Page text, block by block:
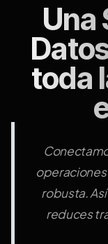
Una
toda
operaciones
robusta.
reduces